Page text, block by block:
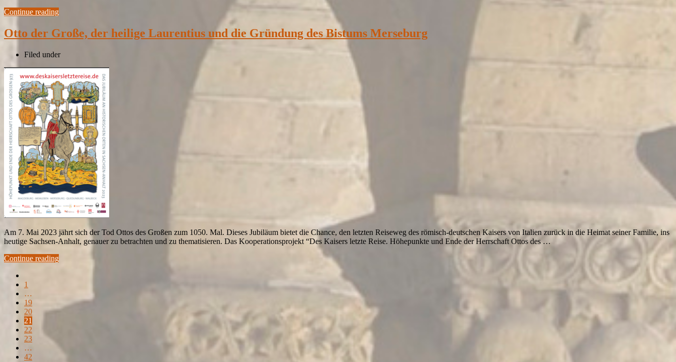
Continue reading
Otto der Große, der heilige Laurentius und die Gründung des Bistums Merseburg
Filed under
Am 7. Mai 2023 jährt sich der Tod Ottos des Großen zum 1050. Mal. Dieses Jubiläum bietet die Chance, den letzten Reiseweg des römisch-deutschen Kaisers von Italien zurück in die Heimat seiner Familie, ins
heutige Sachsen-Anhalt, genauer zu betrachten und zu thematisieren. Das Kooperationsprojekt “Des Kaisers letzte Reise. Höhepunkte und Ende der Herrschaft Ottos des …
Continue reading
1
…
19
20
21
22
23
…
42